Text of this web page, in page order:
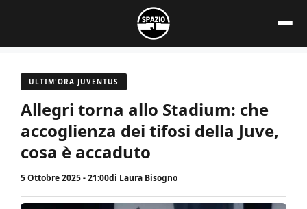
contenuto
ULTIM'ORA JUVENTUS
Allegri torna allo Stadium: che
accoglienza dei tifosi della Juve,
cosa è accaduto
5 Ottobre 2025 - 21:00di Laura Bisogno